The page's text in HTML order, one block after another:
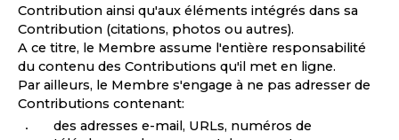
Contribution ainsi qu'aux éléments intégrés dans sa
Contribution (citations, photos ou autres).
A ce titre, le Membre assume l'entière responsabilité
du contenu des Contributions qu'il met en ligne.
Par ailleurs, le Membre s'engage à ne pas adresser de
Contributions contenant:
des adresses e-mail, URLs, numéros de